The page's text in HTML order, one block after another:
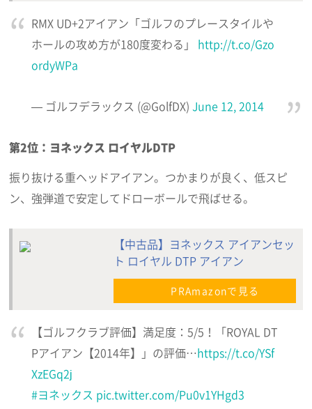
RMX UD+2アイアン「ゴルフのプレースタイルや
ホールの攻め方が180度変わる」 http://t.co/Gzo
ordyWPa
— ゴルフデラックス (@GolfDX)June 12, 2014
第2位：ヨネックス ロイヤルDTP
振り抜ける重ヘッドアイアン。つかまりが良く、低スピ
ン、強弾道で安定してドローボールで飛ばせる。
【中古品】ヨネックス アイアンセッ
ト ロイヤル DTP アイアン
PRAmazonで見る
【ゴルフクラブ評価】満足度：5/5！「ROYAL DT
Pアイアン【2014年】」の評価…https://t.co/YSf
XzEGq2j
#ヨネックス pic.twitter.com/Pu0v1YHgd3